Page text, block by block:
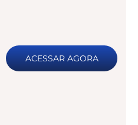
ACESSAR AGORA